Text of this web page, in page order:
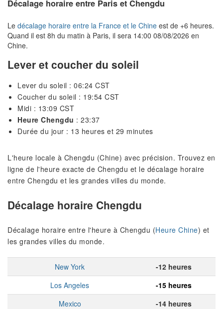
Décalage horaire entre Paris et Chengdu
Le décalage horaire entre la France et le Chine est de +6 heures.
Quand il est 8h du matin à Paris, il sera 14:00 08/08/2026 en
Chine.
Lever et coucher du soleil
Lever du soleil : 06:24 CST
Coucher du soleil : 19:54 CST
Midi : 13:09 CST
Heure Chengdu : 23:37
Durée du jour : 13 heures et 29 minutes
L'heure locale à Chengdu (Chine) avec précision. Trouvez en
ligne de l'heure exacte de Chengdu et le décalage horaire
entre Chengdu et les grandes villes du monde.
Décalage horaire Chengdu
Décalage horaire entre l'heure à Chengdu (Heure Chine) et
les grandes villes du monde.
New York
-12 heures
Los Angeles
-15 heures
Mexico
-14 heures